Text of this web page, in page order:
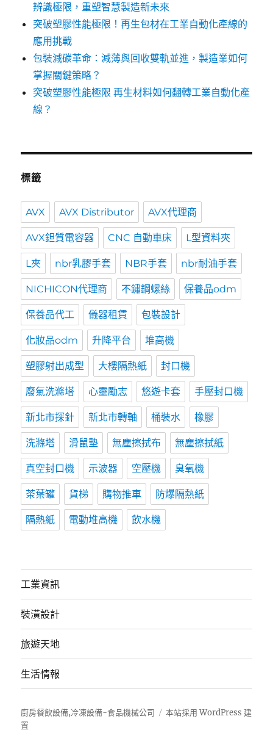
辨識極限，重塑智慧製造新未來
突破塑膠性能極限！再生包材在工業自動化產線的
應用挑戰
包裝減碳革命：減薄與回收雙軌並進，製造業如何
掌握關鍵策略？
突破塑膠性能極限 再生材料如何翻轉工業自動化產
線？
標籤
AVX AVX Distributor AVX代理商
AVX鉭質電容器 CNC 自動車床 L型資料夾
L夾 nbr乳膠手套 NBR手套 nbr耐油手套
NICHICON代理商 不鏽鋼螺絲 保養品odm
保養品代工 儀器租賃 包裝設計
化妝品odm 升降平台 堆高機
塑膠射出成型 大樓隔熱紙 封口機
廢氣洗滌塔 心靈勵志 悠遊卡套 手壓封口機
新北市探針 新北市轉軸 桶裝水 橡膠
洗滌塔 滑鼠墊 無塵擦拭布 無塵擦拭紙
真空封口機 示波器 空壓機 臭氧機
茶葉罐 貨梯 購物推車 防爆隔熱紙
隔熱紙 電動堆高機 飲水機
工業資訊
裝潢設計
旅遊天地
生活情報
廚房餐飲設備,冷凍設備-食品機械公司
本站採用 WordPress 建
置